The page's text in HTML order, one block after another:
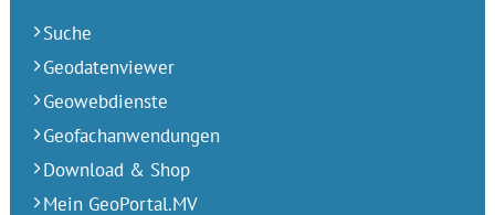
Suche
Geodatenviewer
Geowebdienste
Geofachanwendungen
Download & Shop
Mein GeoPortal.MV